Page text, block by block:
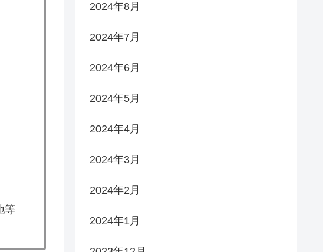
等
2024年8月
2024年7月
2024年6月
2024年5月
2024年4月
2024年3月
2024年2月
2024年1月